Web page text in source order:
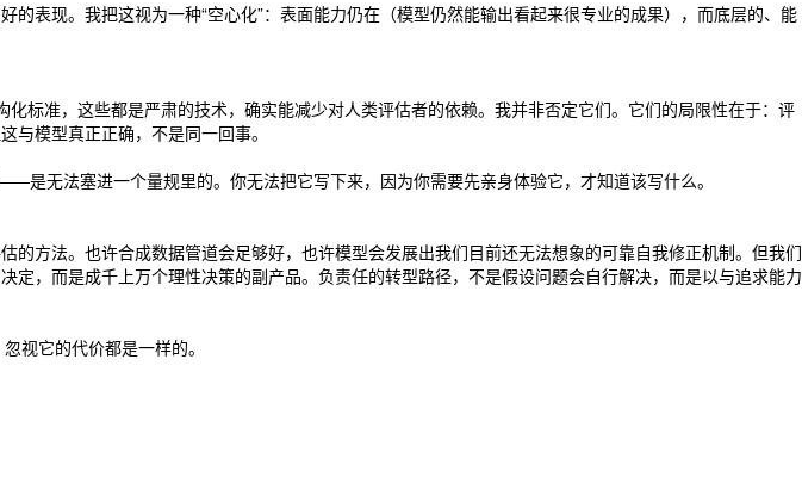
表现。我把这视为一种“空心化”：表面能力仍在（模型仍然能输出看起来很专业的成果），而底层的、能
标准，这些都是严肃的技术，确实能减少对人类评估者的依赖。我并非否定它们。它们的局限性在于：评
模型真正正确，不是同一回事。
无法塞进一个量规里的。你无法把它写下来，因为你需要先亲身体验它，才知道该写什么。
方法。也许合成数据管道会足够好，也许模型会发展出我们目前还无法想象的可靠自我修正机制。但我们
，而是成千上万个理性决策的副产品。负责任的转型路径，不是假设问题会自行解决，而是以与追求能力
视它的代价都是一样的。